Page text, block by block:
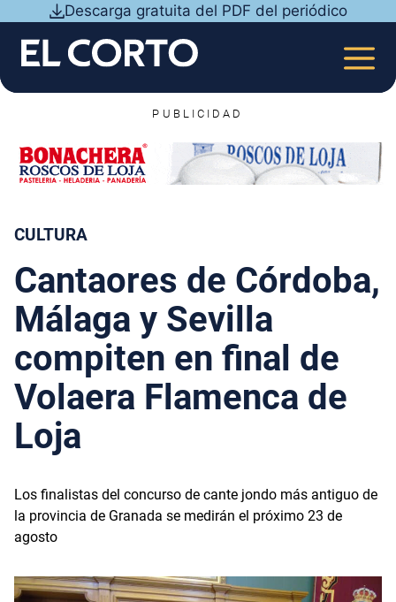
contenido
Descarga gratuita del PDF del periódico
PUBLICIDAD
CULTURA
Cantaores de Córdoba,
Málaga y Sevilla
compiten en final de
Volaera Flamenca de
Loja
Los finalistas del concurso de cante jondo más antiguo de
la provincia de Granada se medirán el próximo 23 de
agosto